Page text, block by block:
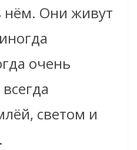
нём. Они живут
очень
светом и